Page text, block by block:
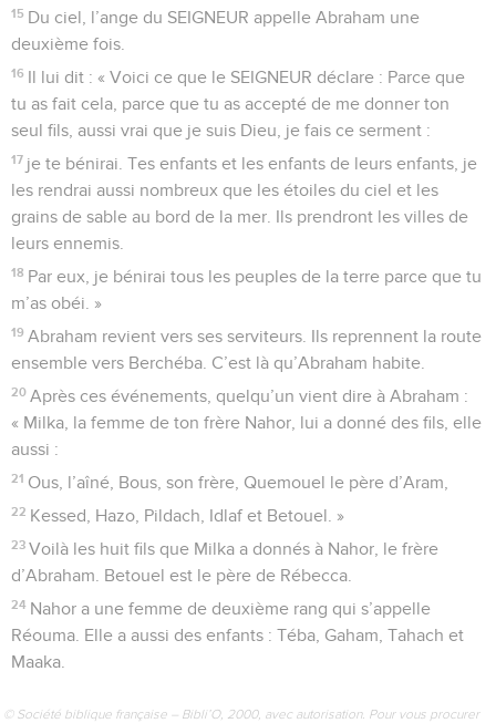
15 Du ciel, l’ange du SEIGNEUR appelle Abraham une
deuxième fois.
16 Il lui dit : « Voici ce que le SEIGNEUR déclare : Parce que
tu as fait cela, parce que tu as accepté de me donner ton
seul fils, aussi vrai que je suis Dieu, je fais ce serment :
17 je te bénirai. Tes enfants et les enfants de leurs enfants, je
les rendrai aussi nombreux que les étoiles du ciel et les
grains de sable au bord de la mer. Ils prendront les villes de
leurs ennemis.
18 Par eux, je bénirai tous les peuples de la terre parce que tu
m’as obéi. »
19 Abraham revient vers ses serviteurs. Ils reprennent la route
ensemble vers Berchéba. C’est là qu’Abraham habite.
20 Après ces événements, quelqu’un vient dire à Abraham :
« Milka, la femme de ton frère Nahor, lui a donné des fils, elle
aussi :
21 Ous, l’aîné, Bous, son frère, Quemouel le père d’Aram,
22 Kessed, Hazo, Pildach, Idlaf et Betouel. »
23 Voilà les huit fils que Milka a donnés à Nahor, le frère
d’Abraham. Betouel est le père de Rébecca.
24 Nahor a une femme de deuxième rang qui s’appelle
Réouma. Elle a aussi des enfants : Téba, Gaham, Tahach et
Maaka.
© Société biblique française – Bibli’O, 2000, avec autorisation. Pour vous procurer